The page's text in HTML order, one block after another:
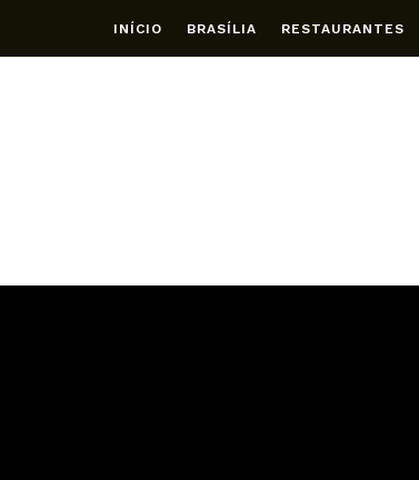
INÍCIO BRASÍLIA RESTAURANTES